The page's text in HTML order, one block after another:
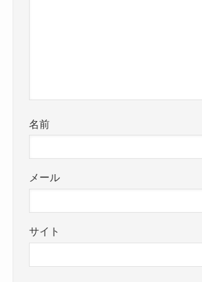
名前
メール
サイト